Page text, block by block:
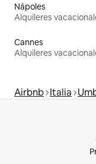
Nápoles
Alquileres
Cannes
Alquileres
Airbnb Italia